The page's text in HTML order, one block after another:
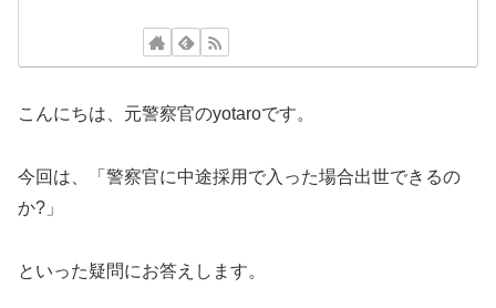
こんにちは、元警察官のyotaroです。
今回は、「警察官に中途採用で入った場合出世できるの
か?」
といった疑問にお答えします。